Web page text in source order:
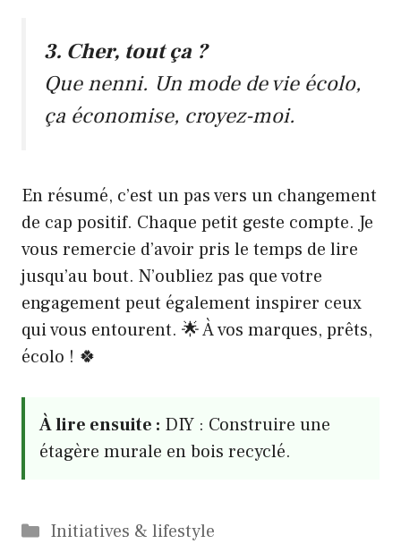
3. Cher, tout ça ?
Que nenni. Un mode de vie écolo,
ça économise, croyez-moi.
En résumé, c’est un pas vers un changement
de cap positif. Chaque petit geste compte. Je
vous remercie d’avoir pris le temps de lire
jusqu’au bout. N’oubliez pas que votre
engagement peut également inspirer ceux
qui vous entourent. 🌟 À vos marques, prêts,
écolo ! 🍀
À lire ensuite : DIY : Construire une
étagère murale en bois recyclé.
Catégories
Initiatives & lifestyle